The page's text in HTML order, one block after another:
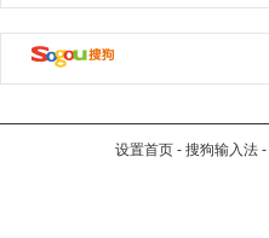
设置首页 - 搜狗输入法 -